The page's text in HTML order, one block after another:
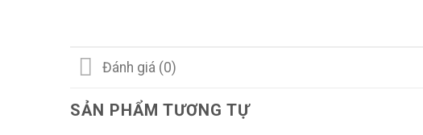
Đánh giá (0)
SẢN PHẨM TƯƠNG TỰ